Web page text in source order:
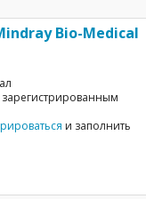
Bio-Medical
и заполнить